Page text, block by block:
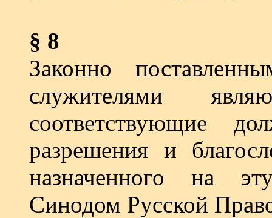
§ 8
Законно
служителями
соответствующие
разрешения и
назначенного на
Синодом Русской